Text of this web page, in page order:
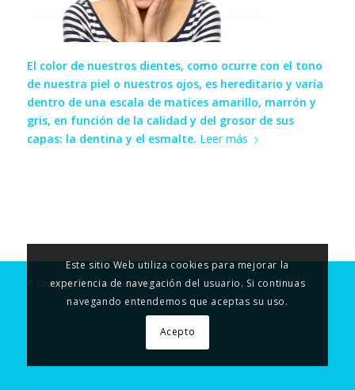
El color de nuestros dientes, como ocurre con el tono
de nuestra piel o nuestros ojos, es hereditario y varía
dentro de una escala de matices amarillo, marrón y
gris, en función de la calidad y del grosor de sus
capas: la dentina y el esmalte. Leer más
© Copyright - Clinica Dental Argeme
Este sitio Web utiliza cookies para mejorar la
experiencia de navegación del usuario. Si continuas
navegando entendemos que aceptas su uso.
Acepto